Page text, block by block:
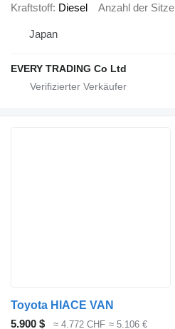
Kraftstoff Diesel Anzahl der Sitze
Japan
EVERY TRADING Co Ltd
Toyota HIACE VAN
5.900 $
≈ 4.772 CHF ≈ 5.106 €